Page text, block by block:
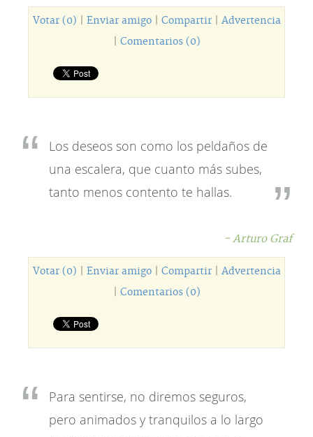
Votar (0) Enviar amigo| Compartir| Advertencia
Comentarios (0)
Los deseos son como los peldaños de
una escalera, que cuanto más subes,
tanto menos contento te hallas.
- Arturo Graf
Votar (0) Enviar amigo| Compartir| Advertencia
Comentarios (0)
Para sentirse, no diremos seguros,
pero animados y tranquilos a lo largo